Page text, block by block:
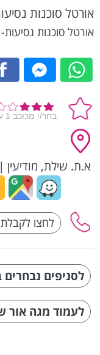
אורטל סוכנות
אורטל סוכנות
א.ת. שילת, מודיעין |
לסניפים נבחרים
לעמוד מגה אור